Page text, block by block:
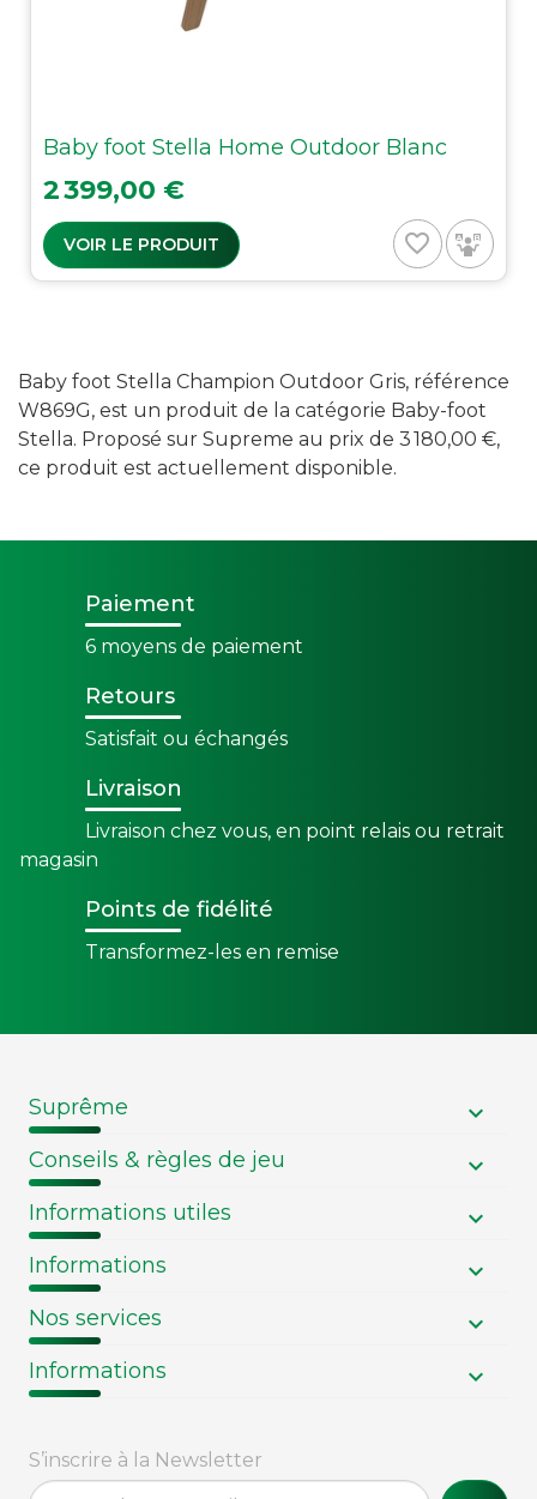
Baby foot Stella Home Outdoor Blanc
Prix
2 399,00 €
VOIR LE PRODUIT favorite_border
Baby foot Stella Champion Outdoor Gris, référence
W869G, est un produit de la catégorie Baby-foot
Stella. Proposé sur Supreme au prix de 3 180,00 €,
ce produit est actuellement disponible.
Paiement
6 moyens de paiement
Retours
Satisfait ou échangés
Livraison
Livraison chez vous, en point relais ou retrait
magasin
Points de fidélité
Transformez-les en remise
Suprême
Conseils & règles de jeu
Informations utiles
Informations
Nos services
Informations
S’inscrire à la Newsletter